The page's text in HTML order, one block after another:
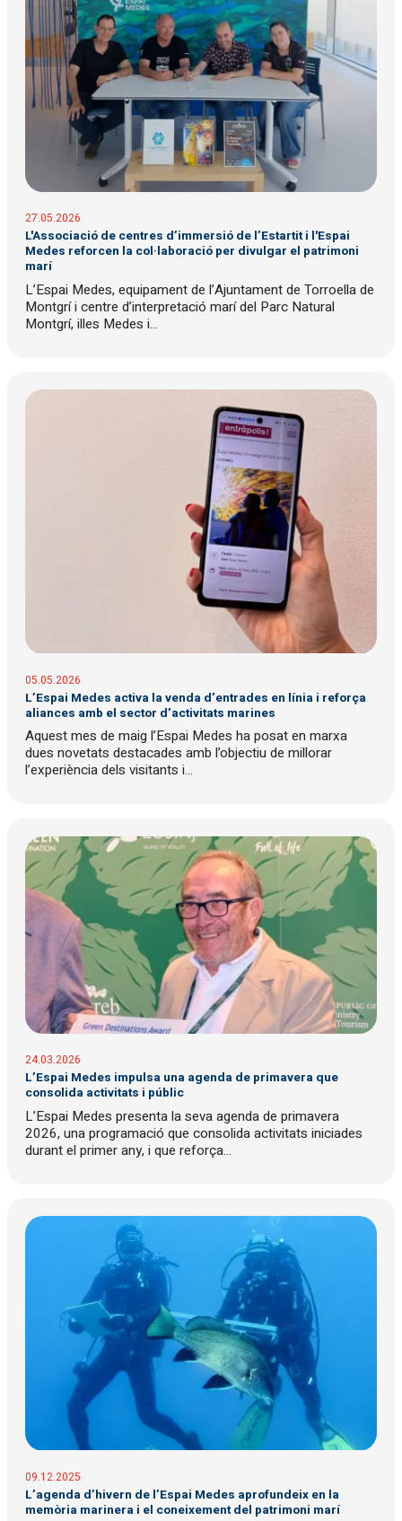
27.05.2026
L'Associació de centres d’immersió de l’Estartit i l'Espai
Medes reforcen la col·laboració per divulgar el patrimoni
marí
L’Espai Medes, equipament de l’Ajuntament de Torroella de
Montgrí i centre d’interpretació marí del Parc Natural
Montgrí, illes Medes i...
05.05.2026
L’Espai Medes activa la venda d’entrades en línia i reforça
aliances amb el sector d’activitats marines
Aquest mes de maig l’Espai Medes ha posat en marxa
dues novetats destacades amb l’objectiu de millorar
l’experiència dels visitants i...
24.03.2026
L’Espai Medes impulsa una agenda de primavera que
consolida activitats i públic
L’Espai Medes presenta la seva agenda de primavera
2026, una programació que consolida activitats iniciades
durant el primer any, i que reforça...
09.12.2025
L’agenda d’hivern de l’Espai Medes aprofundeix en la
memòria marinera i el coneixement del patrimoni marí